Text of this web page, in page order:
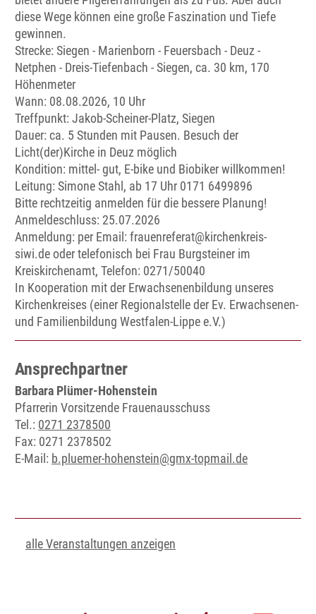
diese Wege können eine große Faszination und Tiefe
gewinnen.
Strecke: Siegen - Marienborn - Feuersbach - Deuz -
Netphen - Dreis-Tiefenbach - Siegen, ca. 30 km, 170
Höhenmeter
Wann: 08.08.2026, 10 Uhr
Treffpunkt: Jakob-Scheiner-Platz, Siegen
Dauer: ca. 5 Stunden mit Pausen. Besuch der
Licht(der)Kirche in Deuz möglich
Kondition: mittel- gut, E-bike und Biobiker willkommen!
Leitung: Simone Stahl, ab 17 Uhr 0171 6499896
Bitte rechtzeitig anmelden für die bessere Planung!
Anmeldeschluss: 25.07.2026
Anmeldung: per Email: frauenreferat@kirchenkreis-
siwi.de oder telefonisch bei Frau Burgsteiner im
Kreiskirchenamt, Telefon: 0271/50040
In Kooperation mit der Erwachsenenbildung unseres
Kirchenkreises (einer Regionalstelle der Ev. Erwachsenen-
und Familienbildung Westfalen-Lippe e.V.)
Ansprechpartner
Barbara Plümer-Hohenstein
Pfarrerin Vorsitzende Frauenausschuss
Tel.: 0271 2378500
Fax: 0271 2378502
E-Mail: b.pluemer-hohenstein@gmx-topmail.de
alle Veranstaltungen anzeigen